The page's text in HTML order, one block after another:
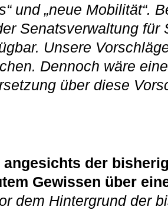
und „neue Mobilität“.
Senatsverwaltung für
Unsere
Dennoch wäre
über diese
der
Gewissen über
dem Hintergrund der